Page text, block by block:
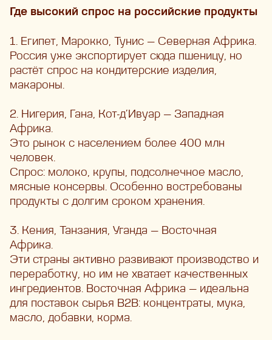
Где высокий спрос на российские продукты
1. Египет, Марокко, Тунис — Северная Африка.
Россия уже экспортирует сюда пшеницу, но
растёт спрос на кондитерские изделия,
макароны.
2. Нигерия, Гана, Кот-д’Ивуар — Западная
Африка.
Это рынок с населением более 400 млн
человек.
Спрос: молоко, крупы, подсолнечное масло,
мясные консервы. Особенно востребованы
продукты с долгим сроком хранения.
3. Кения, Танзания, Уганда — Восточная
Африка.
Эти страны активно развивают производство и
переработку, но им не хватает качественных
ингредиентов. Восточная Африка — идеальна
для поставок сырья B2B: концентраты, мука,
масло, добавки, корма.